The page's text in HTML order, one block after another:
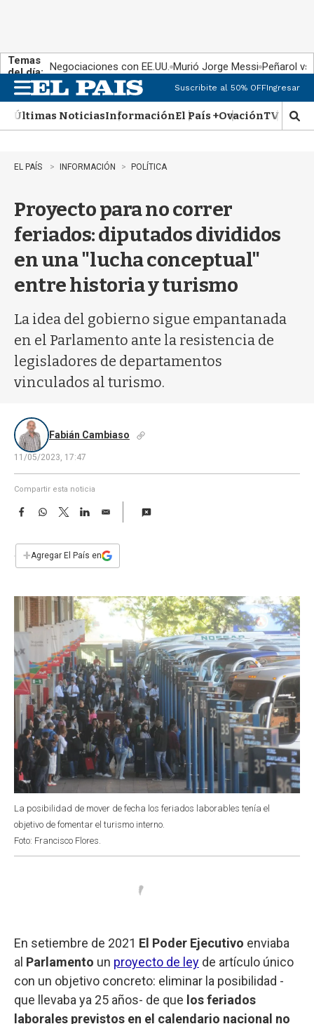
Temas
del día: Negociaciones con EE.UU. Murió Jorge Messi Peñarol
n
u
Suscribite al 50% OFFIngresar
Últimas NoticiasInformaciónEl País +OvaciónTV Show
M
o
EL PAÍS INFORMACIÓN POLÍTICA
Proyecto para no correr
feriados: diputados divididos
en una "lucha conceptual"
entre historia y turismo
La idea del gobierno sigue empantanada
en el Parlamento ante la resistencia de
legisladores de departamentos
vinculados al turismo.
Fabián Cambiaso
11/05/2023, 17:47
Compartir esta noticia
F
e
b
k
W
s
p
T
w
t
L
n
E
i
l
+Agregar El País en
La posibilidad de mover de fecha los feriados laborables tenía el
objetivo de fomentar el turismo interno.
Foto: Francisco Flores.
En setiembre de 2021 El Poder Ejecutivo enviaba
al Parlamento un proyecto de ley de artículo único
con un objetivo concreto: eliminar la posibilidad -
que llevaba ya 25 años- de que los feriados
laborales previstos en el calendario nacional no